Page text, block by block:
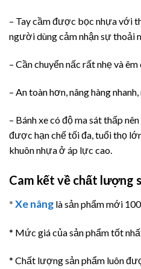
– Tay cầm được bọc nhựa với
người dùng cảm nhận sự thoải
– Cần chuyển nấc rất nhẹ và
– An toàn hơn, nâng hàng
– Bánh xe có độ ma sát thấp
được hạn chế tối đa, tuổi thọ
khuôn nhựa ở áp lực cao.
Cam kết về chất lượng
* Xe nâng là sản phẩm mới
* Mức giá của sản phẩm tốt
* Chất lượng sản phẩm luôn